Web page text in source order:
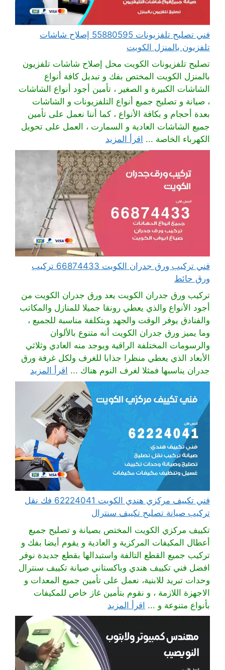
فني تصليح تلفزيونات 55880595 إصلاح شاشات
تلفزيون بالمنزل الكويت
تصليح تلفزيونات الكويت محل إصلاح شاشات تلفزيون
بالمنزل الكويت المختص بفك و تبديل كافة أنواع
الشاشات الكبيرة و الصغير ، تأمين أجود أنواع الشاشات
، صيانة و تصليح جميع أنواع التلفزيونات و الشاشات
بعدة أحجام و بكافة الأنواع ، كما أننا نعمل على تأمين
جميع الشاشات العادية و السمارت ، العمل على تحويل
الكهرباء الخاصة ... اقرأ المزيد
فني تركيب ورق جدران الكويت 66874433 تركيب
ورق حائط
تركيب ورق جدران الكويت يعد ورق جدران الكويت من
أجود الأنواع والذي يعطي رونقا جميلا للمنازل والمكاتب
والفنادق يوفر الوقت والجهد وبتكلفة مناسبة للجميع ،
وما يميز ورق جدران الكويت أنه متنوع بالألوان
والرسومات المختلفة الراقية ويوجد منه العادي وثلاثي
الأبعاد الذي يعطي منظرا جذابا للغرف ولكل غرفة ورق
جدران يناسبها فمثلا لغرف النوم هناك ... اقرأ المزيد
فني تكييف مركزي هندي الكويت 62224041 فك نقل
تركيب صيانة تصليح تكييف سنترال
تكييف مركزي الكويت المختص بصيانة و تصليح جميع
أعطال المكيفات المركزية و العادية و يقوم أيضا بفك و
تركيب جميع القطع التالفة واستبدالها بقطع جديدة نوفر
افضل فني تكييف هندي وباكستاني صيانة تكييف سنترال
وحدات تبريد للابنية، نعمل على تأمين جميع المعدات و
الاجهزة اللازمة ، و نقوم بتأمين غاز خاص للمكيفات
بأنواع متنوعة و ... اقرأ المزيد